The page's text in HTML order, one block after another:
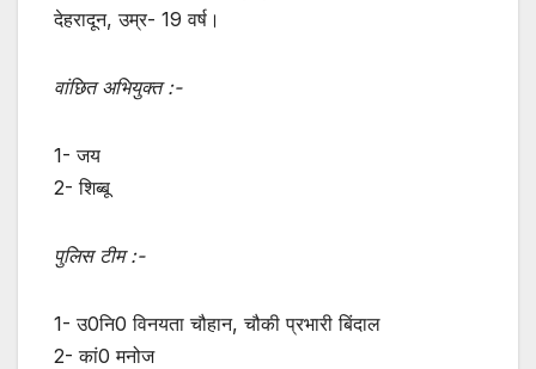
देहरादून, उम्र- 19 वर्ष।
वांछित अभियुक्त :-
1- जय
2- शिब्बू
पुलिस टीम :-
1- उ0नि0 विनयता चौहान, चौकी प्रभारी बिंदाल
2- कां0 मनोज